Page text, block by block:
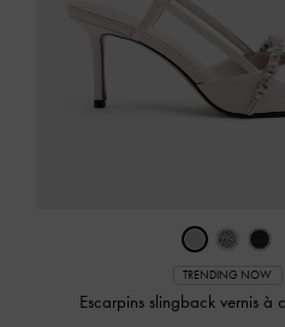
TRENDING NOW
Escarpins slingback vernis à